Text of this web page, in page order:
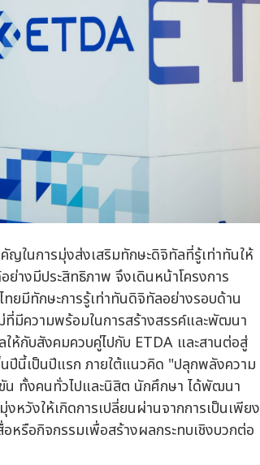
ในการมุ่งส่งเสริมทักษะดิจิทัลที่รู้เท่าทันให้
ย่างมีประสิทธิภาพ จึงเดินหน้าโครงการ
มีทักษะการรู้เท่าทันดิจิทัลอย่างรอบด้าน
มีความพร้อมในการสร้างสรรค์และพัฒนา
ให้กับสังคมควบคู่ไปกับ ETDA และสานต่อสู่
เป็นปีแรก ภายใต้แนวคิด "ปลุกพลังความ
น ทั้งคนทั่วไปและนิสิต นักศึกษา ได้พัฒนา
หวังให้เกิดการเปลี่ยนผ่านจากการเป็นเพียง
รือกิจกรรมเพื่อสร้างผลกระทบเชิงบวกต่อ